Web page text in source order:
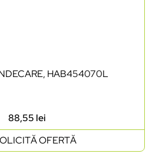
HAB454070L
88,55 lei
OFERTĂ